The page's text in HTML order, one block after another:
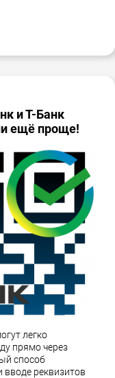
и Т-Банк
ещё проще!
легко
прямо через
способ
реквизитов